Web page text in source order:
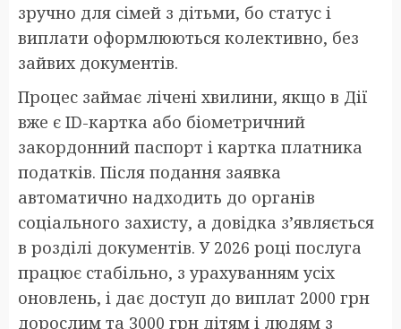
зручно для сімей з дітьми, бо статус і
виплати оформлюються колективно, без
зайвих документів.
Процес займає лічені хвилини, якщо в Дії
вже є ID-картка або біометричний
закордонний паспорт і картка платника
податків. Після подання заявка
автоматично надходить до органів
соціального захисту, а довідка з’являється
в розділі документів. У 2026 році послуга
працює стабільно, з урахуванням усіх
оновлень, і дає доступ до виплат 2000 грн
дорослим та 3000 грн дітям і людям з